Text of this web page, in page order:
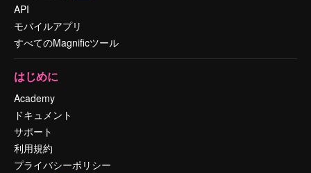
API
モバイルアプリ
すべてのMagnificツール
はじめに
Academy
ドキュメント
サポート
利用規約
プライバシーポリシー